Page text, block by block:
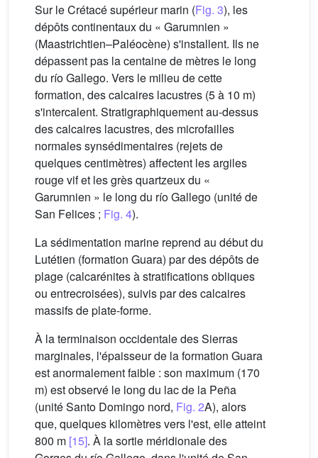
Sur le Crétacé supérieur marin (Fig. 3), les
dépôts continentaux du « Garumnien »
(Maastrichtien–Paléocène) s'installent. Ils ne
dépassent pas la centaine de mètres le long
du río Gallego. Vers le milieu de cette
formation, des calcaires lacustres (5 à 10 m)
s'intercalent. Stratigraphiquement au-dessus
des calcaires lacustres, des microfailles
normales synsédimentaires (rejets de
quelques centimètres) affectent les argiles
rouge vif et les grès quartzeux du «
Garumnien » le long du río Gallego (unité de
San Felices ; Fig. 4).
La sédimentation marine reprend au début du
Lutétien (formation Guara) par des dépôts de
plage (calcarénites à stratifications obliques
ou entrecroisées), suivis par des calcaires
massifs de plate-forme.
À la terminaison occidentale des Sierras
marginales, l'épaisseur de la formation Guara
est anormalement faible : son maximum (170
m) est observé le long du lac de la Peña
(unité Santo Domingo nord, Fig. 2A), alors
que, quelques kilomètres vers l'est, elle atteint
800 m [15]. À la sortie méridionale des